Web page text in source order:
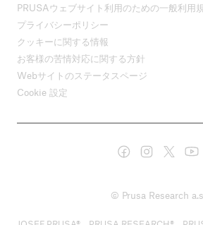
PRUSAウェブサイト利用のための一般利用
プライバシーポリシー
クッキーに関する情報
お客様の苦情対応に関する方針
Webサイトのステータスページ
Cookie 設定
© Prusa Research